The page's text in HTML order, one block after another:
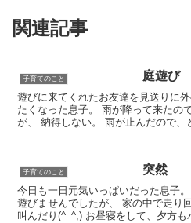
関連記事
子育てのこと 庭遊び
遊びに来てくれたお友達を見送りに外へ出たら、 そ
たくなった息子。 雨が降って来たので無理矢理家の中へ入れました
が、 納得しない。 雨が止んだので、とりあえず庭に出しました。 す
子育てのこと 突然
今日も一日元気いっぱいだった息子。 天気が微妙だったので、外で
遊びませんでしたが、 家の中で走り回ったり、ぐるぐる回ったり、
叫んだり(^_^;) お昼寝をして、夕方もハイテンションでした。 なの